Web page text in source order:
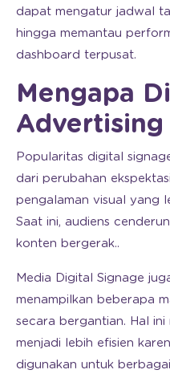
dapat mengatur jadwal
hingga memantau
dashboard terpusat.
Mengapa
Advertising
Popularitas digital
dari perubahan
pengalaman visual yang
Saat ini, audiens
konten bergerak..
Media Digital Signage
menampilkan beberapa
secara bergantian. Hal ini
menjadi lebih efisien
digunakan untuk